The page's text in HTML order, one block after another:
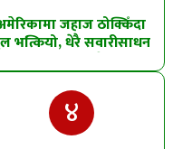
जहाज ठोक्किँदा
भत्कियो, धेरै सवारीसाधन
४